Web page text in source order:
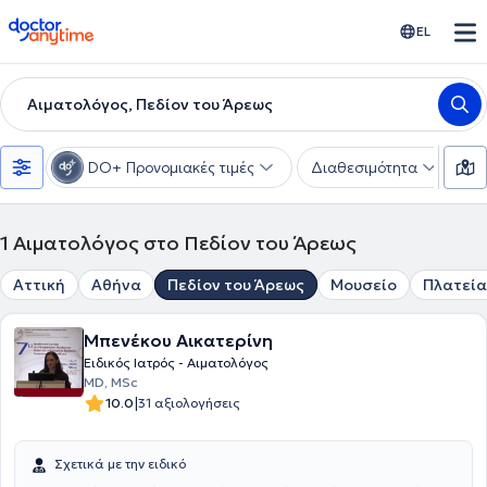
doctoranytime EL
Αιματολόγος, Πεδίον του Άρεως
DO+ Προνομιακές τιμές Διαθεσιμότητα
1 Αιματολόγος στο Πεδίον του Άρεως
Αττική Αθήνα Πεδίον του Άρεως Μουσείο
Μπενέκου Αικατερίνη
Ειδικός Ιατρός - Αιματολόγος
MD, MSc
10.0|31 αξιολογήσεις
Σχετικά με την ειδικό